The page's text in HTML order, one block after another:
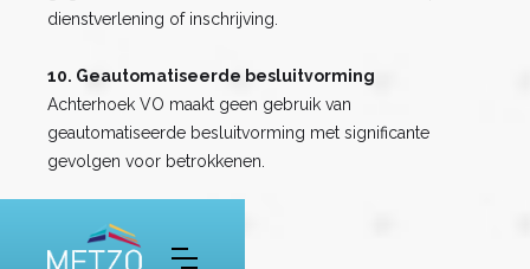
dienstverlening of inschrijving.
10. Geautomatiseerde besluitvorming
Achterhoek VO maakt geen gebruik van
geautomatiseerde besluitvorming met significante
gevolgen voor betrokkenen.